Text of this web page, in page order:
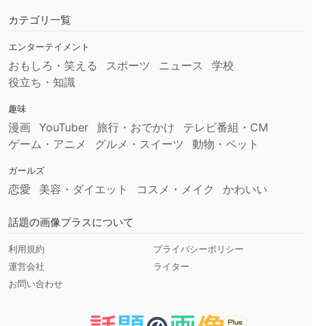
カテゴリ一覧
エンターテイメント
おもしろ・笑える スポーツ ニュース
学校
役立ち・知識
趣味
漫画 YouTuber 旅行・おでかけ
テレビ番組・CM
ゲーム・アニメ
グルメ・スイーツ 動物・ペット
ガールズ
恋愛 美容・ダイエット コスメ・メイク かわいい
話題の画像プラスについて
利用規約
プライバシーポリシー
運営会社
ライター
お問い合わせ